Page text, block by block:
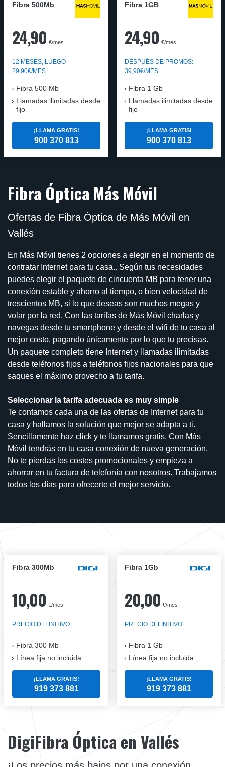
Fibra 500Mb
24,90 €/mes
12 MESES, LUEGO
29,90€/MES
Fibra 500 Mb
Llamadas ilimitadas desde
fijo
¡LLAMA GRATIS!
900 370 813
Fibra 1GB
24,90 €/mes
DESPUÉS DE PROMOS:
39,90€/MES
Fibra 1 Gb
Llamadas ilimitadas desde
fijo
¡LLAMA GRATIS!
900 370 813
Fibra Óptica Más Móvil
Ofertas de Fibra Óptica de Más Móvil en
Vallés
En Más Móvil tienes 2 opciones a elegir en el momento de
contratar Internet para tu casa.. Según tus necesidades
puedes elegir el paquete de cincuenta MB para tener una
conexión estable y ahorro al tiempo, o bien velocidad de
trescientos MB, si lo que deseas son muchos megas y
volar por la red. Con las tarifas de Más Móvil charlas y
navegas desde tu smartphone y desde el wifi de tu casa al
mejor costo, pagando únicamente por lo que tu precisas.
Un paquete completo tiene Internet y llamadas ilimitadas
desde teléfonos fijos a teléfonos fijos nacionales para que
saques el máximo provecho a tu tarifa.
Seleccionar la tarifa adecuada es muy simple
Te contamos cada una de las ofertas de Internet para tu
casa y hallamos la solución que mejor se adapta a ti.
Sencillamente haz click y te llamamos gratis. Con Más
Móvil tendrás en tu casa conexión de nueva generación.
No te pierdas los costes promocionales y empieza a
ahorrar en tu factura de telefonía con nosotros. Trabajamos
todos los días para ofrecerte el mejor servicio.
Fibra 300Mb
10,00 €/mes
PRECIO DEFINITIVO
Fibra 300 Mb
Línea fija no incluida
¡LLAMA GRATIS!
919 373 881
Fibra 1Gb
20,00 €/mes
PRECIO DEFINITIVO
Fibra 1 Gb
Línea fija no incluida
¡LLAMA GRATIS!
919 373 881
DigiFibra Óptica en Vallés